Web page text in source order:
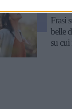
Frasi
belle
su cui